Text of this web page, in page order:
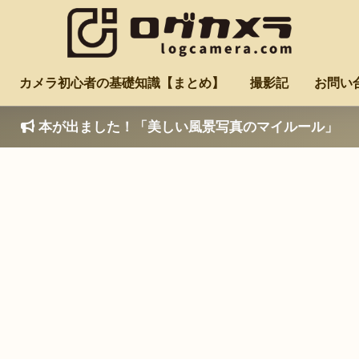
カメラ初心者の基礎知識【まとめ】 撮影記 お問い
本が出ました！「美しい風景写真のマイルール」